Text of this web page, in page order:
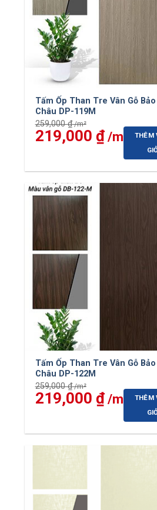
Tấm Ốp Than Tre Vân Gỗ Bảo
Châu DP-119M
259,000₫
Giá
gốc
219,000 ₫
Giá
hiện
THÊM
Tấm Ốp Than Tre Vân Gỗ Bảo
Châu DP-122M
259,000₫
Giá
gốc
219,000 ₫
Giá
hiện
THÊM